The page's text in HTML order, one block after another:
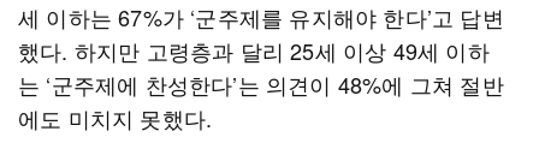
세 이하는 67%가 ‘군주제를 유지해야 한다’고 답변
했다. 하지만 고령층과 달리 25세 이상 49세 이하
는 ‘군주제에 찬성한다’는 의견이 48%에 그쳐 절반
에도 미치지 못했다.